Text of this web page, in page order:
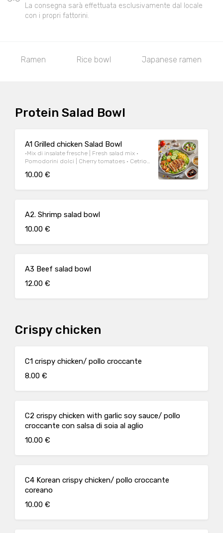
La consegna sarà effettuata esclusivamente dal locale
con i propri fattorini.
Ramen Rice bowl Japanese ramen
Protein Salad Bowl
A1 Grilled chicken Salad Bowl
·Mix di insalate fresche | Fresh salad mix •
Pomodorini dolci | Cherry tomatoes • Cetrioli
| carrots • Filetto di pollo grigliato | Grilled
10.00 €
A2. Shrimp salad bowl
10.00 €
A3 Beef salad bowl
12.00 €
Crispy chicken
C1 crispy chicken/ pollo croccante
8.00 €
C2 crispy chicken with garlic soy sauce/ pollo
croccante con salsa di soia al aglio
10.00 €
C4 Korean crispy chicken/ pollo croccante
coreano
10.00 €